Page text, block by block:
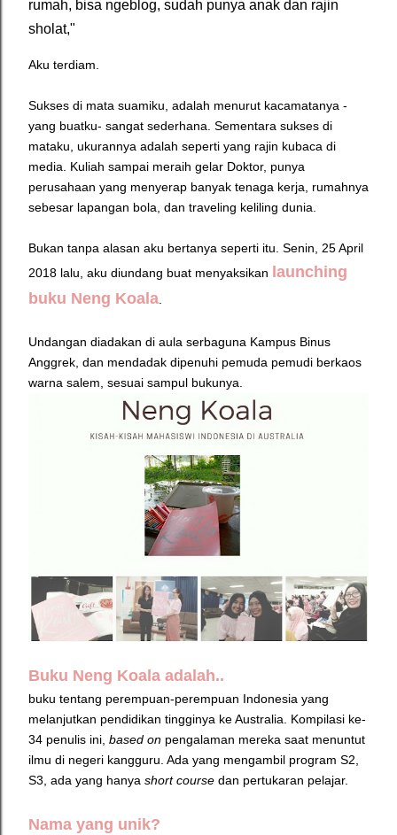
rumah, bisa ngeblog, sudah punya anak dan rajin
sholat,"
Aku terdiam.
Sukses di mata suamiku, adalah menurut kacamatanya -
yang buatku- sangat sederhana. Sementara sukses di
mataku, ukurannya adalah seperti yang rajin kubaca di
media. Kuliah sampai meraih gelar Doktor, punya
perusahaan yang menyerap banyak tenaga kerja, rumahnya
sebesar lapangan bola, dan traveling keliling dunia.
Bukan tanpa alasan aku bertanya seperti itu. Senin, 25 April
2018 lalu, aku diundang buat menyaksikan
launching
buku Neng Koala.
Undangan diadakan di aula serbaguna Kampus Binus
Anggrek, dan mendadak dipenuhi pemuda pemudi berkaos
warna salem, sesuai sampul bukunya.
Buku Neng Koala adalah..
buku tentang perempuan-perempuan Indonesia yang
melanjutkan pendidikan tingginya ke Australia. Kompilasi ke-
34 penulis ini, based on pengalaman mereka saat menuntut
ilmu di negeri kangguru. Ada yang mengambil program S2,
S3, ada yang hanya short course dan pertukaran pelajar.
Nama yang unik?